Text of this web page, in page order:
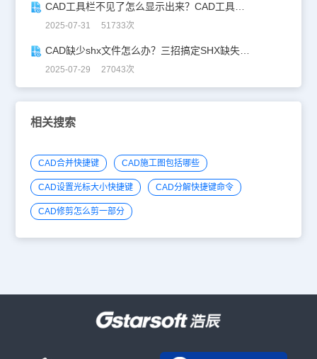
CAD工具栏不见了怎么显示出来？CAD工具栏恢复指南
2025-07-31 51733次
CAD缺少shx文件怎么办？三招搞定SHX缺失难题
2025-07-29 27043次
相关搜索
CAD合并快捷键 CAD施工图包括哪些
CAD设置光标大小快捷键 CAD分解快捷键命令
CAD修剪怎么剪一部分